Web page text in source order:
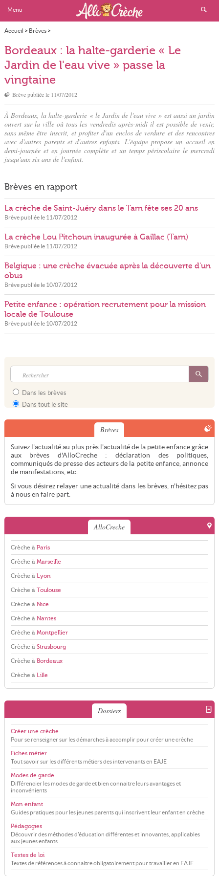
Menu
Accueil > Brèves>
Bordeaux : la halte-garderie « Le Jardin de l'eau vive » passe la vingtaine
Bordeaux : la halte-garderie « Le
Jardin de l'eau vive » passe la
vingtaine
Brève publiée le 11/07/2012
À Bordeaux, la halte-garderie « le Jardin de l'eau vive » est aussi un jardin
ouvert sur la ville où tous les vendredis après-midi il est possible de venir,
sans même être inscrit, et profiter d'un enclos de verdure et des rencontres
avec d'autres parents et d'autres enfants. L'équipe propose un accueil en
demi-journée et en journée complète et un temps périscolaire le mercredi
jusqu'aux six ans de l'enfant.
Brèves en rapport
La crèche de Saint-Juéry dans le Tarn fête ses 20 ans
Brève publiée le 11/07/2012
La crèche Lou Pitchoun inaugurée à Gaillac (Tarn)
Brève publiée le 11/07/2012
Belgique : une crèche évacuée après la découverte d'un
obus
Brève publiée le 10/07/2012
Petite enfance : opération recrutement pour la mission
locale de Toulouse
Brève publiée le 10/07/2012
Dans les brèves
Dans tout le site
Brèves
Suivez l'actualité au plus près l'actualité de la petite enfance grâce
aux brèves d'AlloCreche : déclaration des politiques,
communiqués de presse des acteurs de la petite enfance, annonce
de manifestations, etc.
Si vous désirez relayer une actualité dans les brèves, n'hésitez pas
à nous en faire part.
AlloCreche
Crèche à Paris
Crèche à Marseille
Crèche à Lyon
Crèche à Toulouse
Crèche à Nice
Crèche à Nantes
Crèche à Montpellier
Crèche à Strasbourg
Crèche à Bordeaux
Crèche à Lille
Dossiers
Créer une crèche
Pour se renseigner sur les démarches à accomplir pour créer une crèche
Fiches métier
Tout savoir sur les différents métiers des intervenants en EAJE
Modes de garde
Différencier les modes de garde et bien connaitre leurs avantages et
inconvénients
Mon enfant
Guides pratiques pour les jeunes parents qui inscrivent leur enfant en crèche
Pédagogies
Découvrir des méthodes d'éducation différentes et innovantes, applicables
aux jeunes enfants
Textes de loi
Textes de références à connaitre obligatoirement pour travailler en EAJE